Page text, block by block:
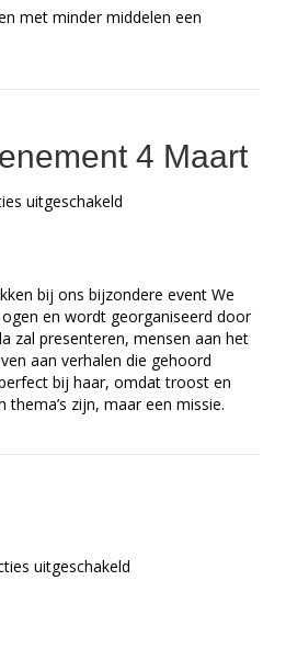
om
met minder middelen een
campagne gestart om
4 Maart
uitgeschakeld
Maart
bij ons bijzondere event We
en wordt georganiseerd door
zal presenteren, mensen aan het
aan verhalen die gehoord
bij haar, omdat troost en
zijn, maar een missie.
evenement 4 Maart
uitgeschakeld